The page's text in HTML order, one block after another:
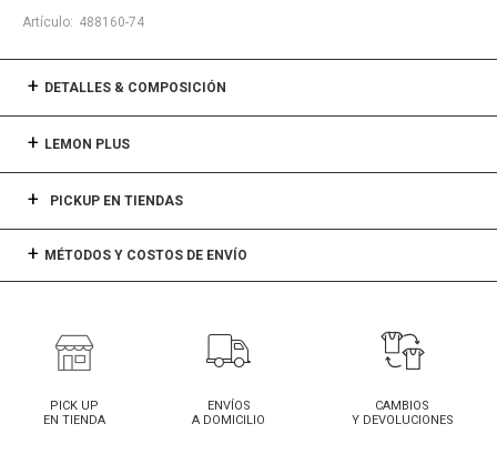
488160-74
DETALLES & COMPOSICIÓN
LEMON PLUS
PICKUP EN TIENDAS
MÉTODOS Y COSTOS DE ENVÍO
PICK UP
EN TIENDA
ENVÍOS
A DOMICILIO
CAMBIOS
Y DEVOLUCIONES